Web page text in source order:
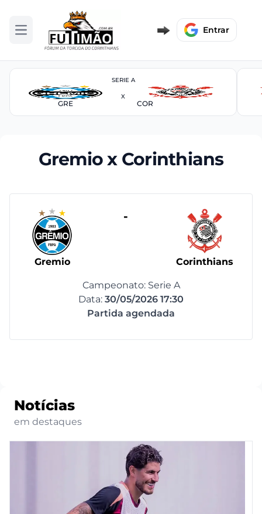
Abrir menu Entrar
SERIE A
GRE
X
COR
Gremio x Corinthians
Gremio
-
Corinthians
Campeonato: Serie A
Data: 30/05/2026 17:30
Partida agendada
Notícias
em destaques